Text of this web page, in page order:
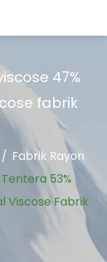
47%
fabrik
/ Fabrik Rayon
53%
Viscose Fabrik